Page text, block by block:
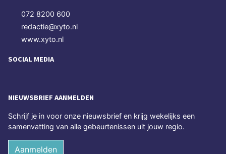
072 8200 600
redactie@xyto.nl
www.xyto.nl
SOCIAL MEDIA
NIEUWSBRIEF AANMELDEN
Schrijf je in voor onze nieuwsbrief en krijg wekelijks een
samenvatting van alle gebeurtenissen uit jouw regio.
Aanmelden